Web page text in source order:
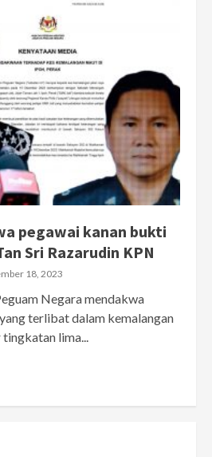
pegawai kanan bukti
Sri Razarudin KPN
18, 2023
Negara mendakwa
terlibat dalam kemalangan
lima...